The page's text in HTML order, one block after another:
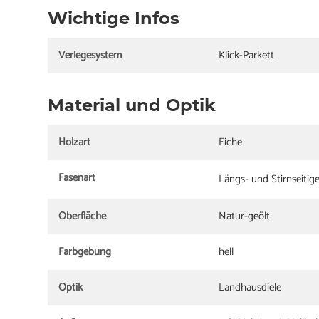
Wichtige Infos
Verlegesystem Klick-Parkett
Material und Optik
Holzart
Eiche
Fasenart
Längs- und
Oberfläche
Natur-geölt
Farbgebung
hell
Optik
Landhausdiele